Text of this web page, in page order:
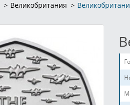
Великобритания